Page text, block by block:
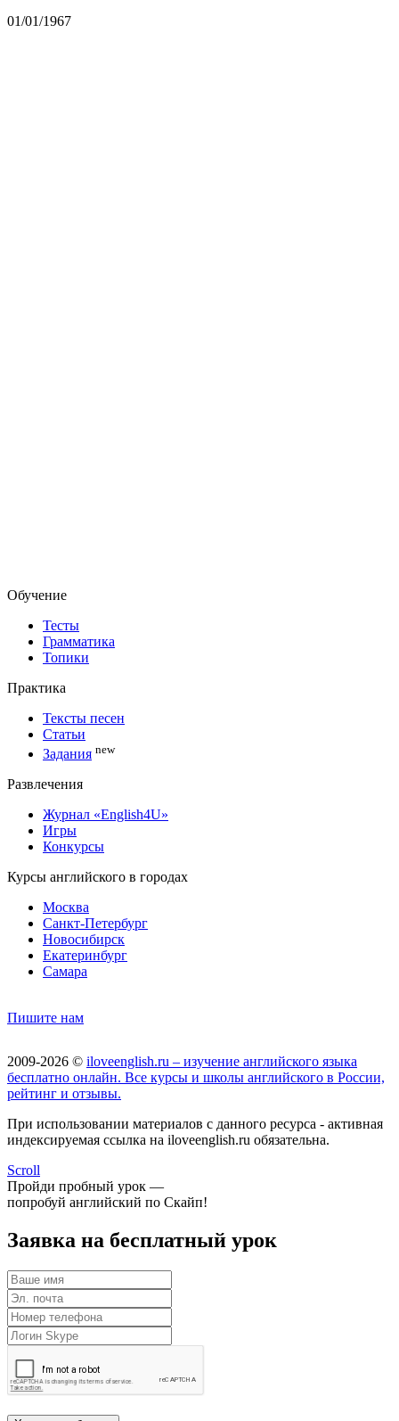
01/01/1967
Обучение
Тесты
Грамматика
Топики
Практика
Тексты песен
Статьи
Задания new
Развлечения
Журнал «English4U»
Игры
Конкурсы
Курсы английского в городах
Москва
Санкт-Петербург
Новосибирск
Екатеринбург
Самара
Пишите нам
2009-2026 © iloveenglish.ru – изучение английского языка
бесплатно онлайн. Все курсы и школы английского в России,
рейтинг и отзывы.
При использовании материалов с данного ресурса - активная
индексируемая ссылка на iloveenglish.ru обязательна.
Scroll
Пройди пробный урок —
попробуй английский по Скайп!
Заявка на бесплатный урок